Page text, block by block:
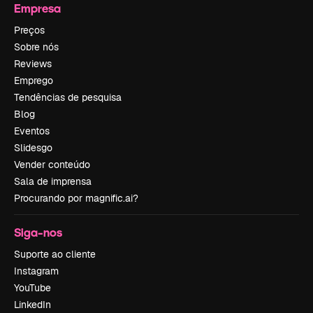
Empresa
Preços
Sobre nós
Reviews
Emprego
Tendências de pesquisa
Blog
Eventos
Slidesgo
Vender conteúdo
Sala de imprensa
Procurando por magnific.ai?
Siga-nos
Suporte ao cliente
Instagram
YouTube
LinkedIn